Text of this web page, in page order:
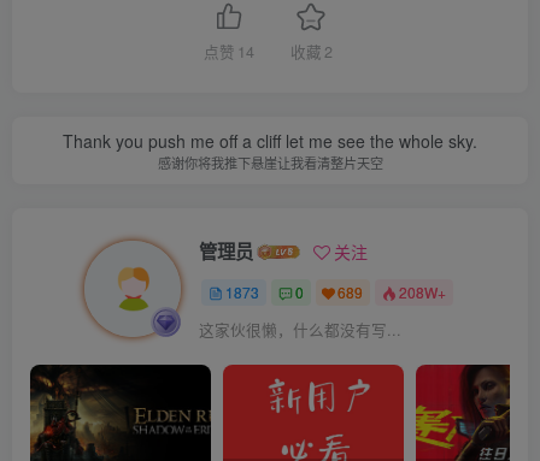
点赞 14 收藏 2
Thank you push me off a cliff let me see the whole sky.
感谢你将我推下悬崖让我看清整片天空
管理员 关注
1873 0 689 208W+
这家伙很懒，什么都没有写...